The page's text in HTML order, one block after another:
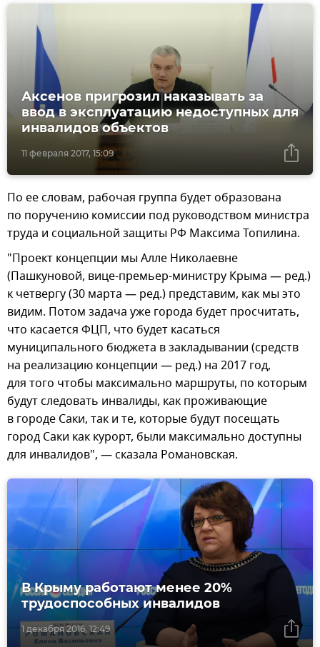
11 февраля 2017, 15:09
Аксенов пригрозил наказывать за
ввод в эксплуатацию недоступных для
инвалидов объектов
По ее словам, рабочая группа будет образована
по поручению комиссии под руководством министра
труда и социальной защиты РФ Максима Топилина.
"Проект концепции мы Алле Николаевне
(Пашкуновой, вице-премьер-министру Крыма — ред.)
к четвергу (30 марта — ред.) представим, как мы это
видим. Потом задача уже города будет просчитать,
что касается ФЦП, что будет касаться
муниципального бюджета в закладывании (средств
на реализацию концепции — ред.) на 2017 год,
для того чтобы максимально маршруты, по которым
будут следовать инвалиды, как проживающие
в городе Саки, так и те, которые будут посещать
город Саки как курорт, были максимально доступны
для инвалидов", — сказала Романовская.
1 декабря 2016, 12:49
В Крыму работают менее 20%
трудоспособных инвалидов